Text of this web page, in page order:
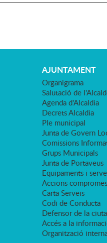
AJUNTAMENT
Organigrama
Salutació de
Agenda d'Alcaldia
Decrets Alcaldia
Ple municipal
Junta de Govern
Comissions
Grups Municipals
Junta de Portaveus
Equipaments i
Accions
Carta Serveis
Codi de Conducta
Defensor de la
Accés a la
Organització